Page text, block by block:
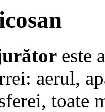
este
aerul,
toate